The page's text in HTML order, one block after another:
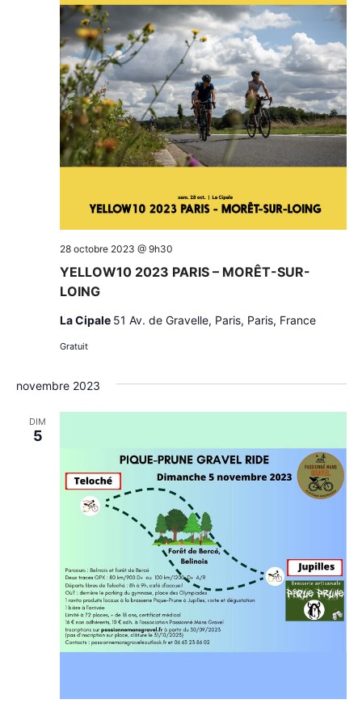
YELLOW10 2023 PARIS – MORÊT-SUR-
LOING
28 octobre 2023 @ 9h30
La Cipale 51 Av. de Gravelle, Paris, Paris, France
Gratuit
novembre 2023
DIM
5